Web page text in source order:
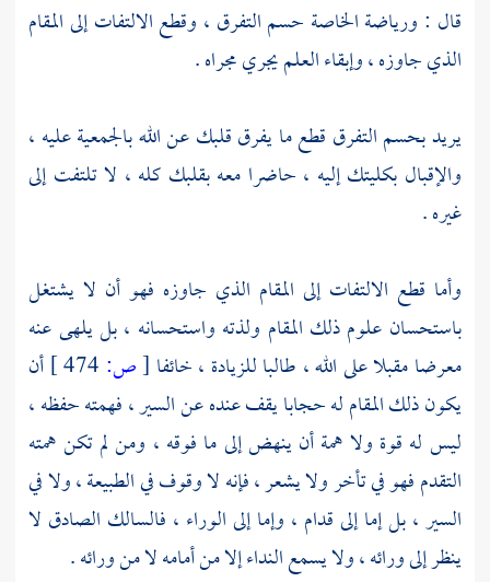
قال : ورياضة الخاصة حسم التفرق ، وقطع الالتفات إلى المقام
الذي جاوزه ، وإبقاء العلم يجري مجراه .
يريد بحسم التفرق قطع ما يفرق قلبك عن الله بالجمعية عليه ،
والإقبال بكليتك إليه ، حاضرا معه بقلبك كله ، لا تلتفت إلى
غيره .
وأما قطع الالتفات إلى المقام الذي جاوزه فهو أن لا يشتغل
باستحسان علوم ذلك المقام ولذته واستحسانه ، بل يلهى عنه
معرضا مقبلا على الله ، طالبا للزيادة ، خائفا [ص:
أن
يكون ذلك المقام له حجابا يقف عنده عن السير ، فهمته حفظه ،
ليس له قوة ولا همة أن ينهض إلى ما فوقه ، ومن لم تكن همته
التقدم فهو في تأخر ولا يشعر ، فإنه لا وقوف في الطبيعة ، ولا في
السير ، بل إما إلى قدام ، وإما إلى الوراء ، فالسالك الصادق لا
ينظر إلى ورائه ، ولا يسمع النداء إلا من أمامه لا من ورائه .